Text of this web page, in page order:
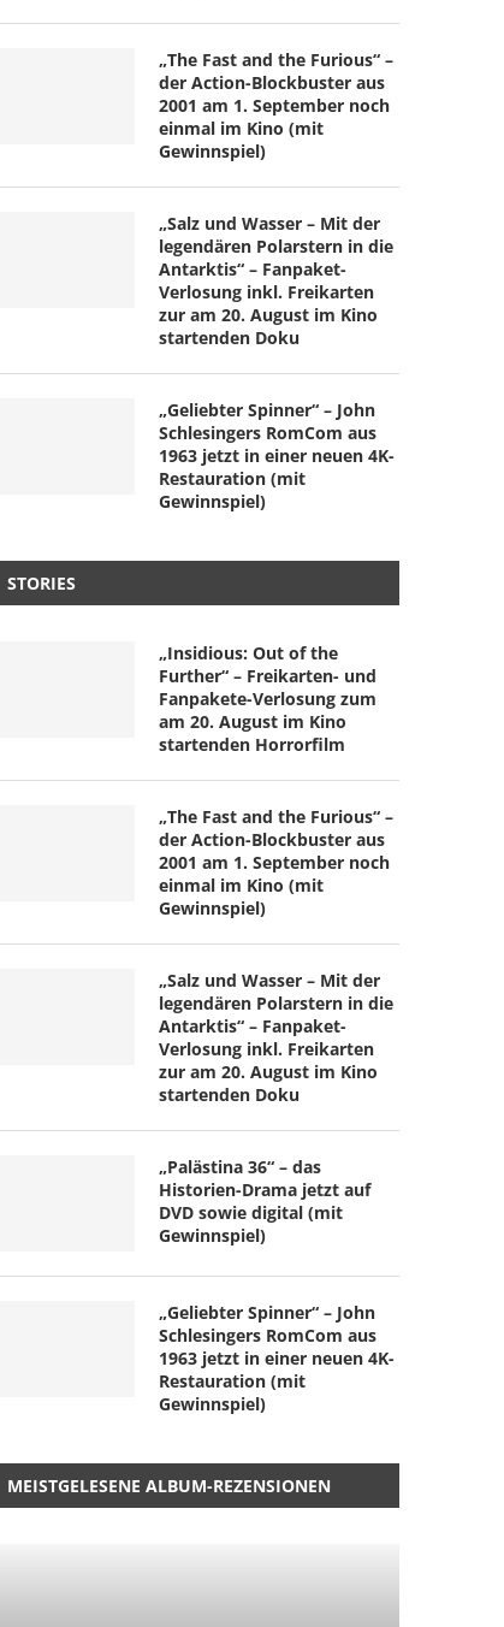
„The Fast and the Furious“ –
der Action-Blockbuster aus
2001 am 1. September noch
einmal im Kino (mit
Gewinnspiel)
„Salz und Wasser – Mit der
legendären Polarstern in die
Antarktis“ – Fanpaket-
Verlosung inkl. Freikarten
zur am 20. August im Kino
startenden Doku
„Geliebter Spinner“ – John
Schlesingers RomCom aus
1963 jetzt in einer neuen 4K-
Restauration (mit
Gewinnspiel)
STORIES
„Insidious: Out of the
Further“ – Freikarten- und
Fanpakete-Verlosung zum
am 20. August im Kino
startenden Horrorfilm
„The Fast and the Furious“ –
der Action-Blockbuster aus
2001 am 1. September noch
einmal im Kino (mit
Gewinnspiel)
„Salz und Wasser – Mit der
legendären Polarstern in die
Antarktis“ – Fanpaket-
Verlosung inkl. Freikarten
zur am 20. August im Kino
startenden Doku
„Palästina 36“ – das
Historien-Drama jetzt auf
DVD sowie digital (mit
Gewinnspiel)
„Geliebter Spinner“ – John
Schlesingers RomCom aus
1963 jetzt in einer neuen 4K-
Restauration (mit
Gewinnspiel)
MEISTGELESENE ALBUM-REZENSIONEN